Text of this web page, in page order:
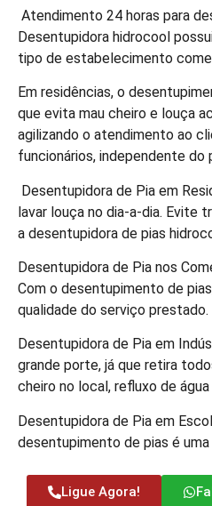
Atendimento 24 horas para
Desentupidora hidrocool
tipo de estabelecimento
Em residências, o
que evita mau cheiro e louça
agilizando o atendimento ao
funcionários, independente do
Desentupidora de Pia em
lavar louça no dia-a-dia. Evite
a desentupidora de pias
Desentupidora de Pia nos
Com o desentupimento de
qualidade do serviço prestado.
Desentupidora de Pia em
grande porte, já que retira
cheiro no local, refluxo de
Desentupidora de Pia em
desentupimento de pias é
Ligue Agora!